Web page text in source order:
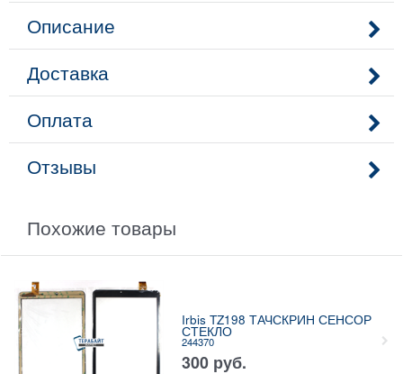
Описание
Доставка
Оплата
Отзывы
Похожие товары
Irbis TZ198 ТАЧСКРИН СЕНСОР
СТЕКЛО
244370
300 руб.